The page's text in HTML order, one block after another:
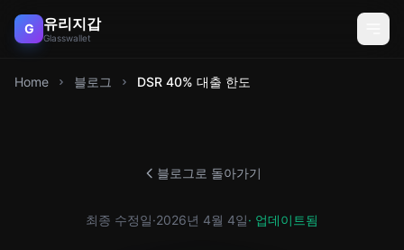
G 유리지갑
Glasswallet
Home 블로그 DSR 40% 대출 한도
블로그로 돌아가기
최종 수정일·2026년 4월 4일· 업데이트됨